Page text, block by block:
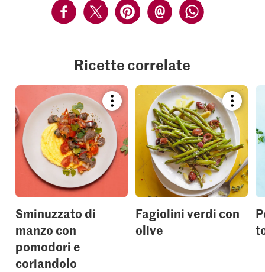
Ricette correlate
Bookmark
recipe
or
add
to
your
collections.
Sminuzzato di
manzo con
pomodori e
coriandolo
recipe
or
add
to
your
Fagiolini verdi con
olive